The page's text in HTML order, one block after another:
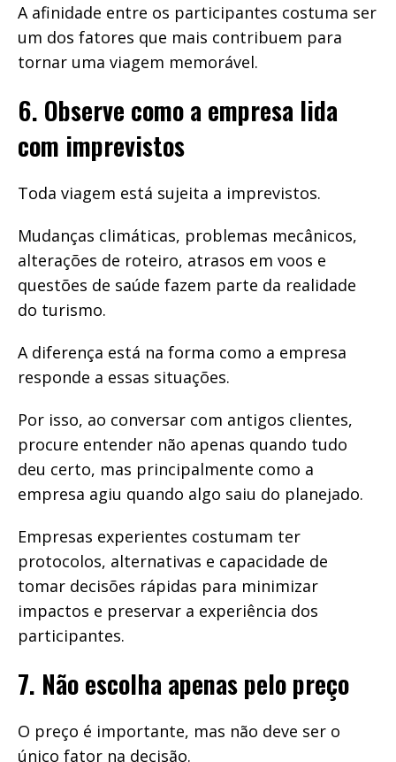
A afinidade entre os participantes costuma ser
um dos fatores que mais contribuem para
tornar uma viagem memorável.
6. Observe como a empresa lida
com imprevistos
Toda viagem está sujeita a imprevistos.
Mudanças climáticas, problemas mecânicos,
alterações de roteiro, atrasos em voos e
questões de saúde fazem parte da realidade
do turismo.
A diferença está na forma como a empresa
responde a essas situações.
Por isso, ao conversar com antigos clientes,
procure entender não apenas quando tudo
deu certo, mas principalmente como a
empresa agiu quando algo saiu do planejado.
Empresas experientes costumam ter
protocolos, alternativas e capacidade de
tomar decisões rápidas para minimizar
impactos e preservar a experiência dos
participantes.
7. Não escolha apenas pelo preço
O preço é importante, mas não deve ser o
único fator na decisão.